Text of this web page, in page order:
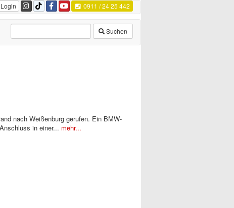
0911 / 24 25 442
Suchen
nach Weißenburg gerufen. Ein BMW-
in einer... mehr...